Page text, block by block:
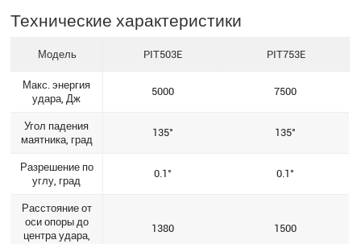
Технические характеристики
Модель PIT503E PIT753E
Макс. энергия
удара, Дж
5000 7500
Угол падения
маятника, град
135° 135°
Разрешение по
углу, град
0.1° 0.1°
Расстояние от
оси опоры до
центра удара,
1380 1500